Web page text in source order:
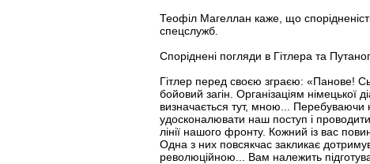
Теофіл Магеллан каже, що
спецслужб.
Споріднені погляди в Гітлера та
Гітлер перед своєю зграєю: «Панове!
бойовий загін. Організаціям
визначається тут, мною... Перебуваючи
удосконалювати наш поступ і
лінії нашого фронту. Кожний із вас
Одна з них повсякчас закликає
революційною... Вам належить